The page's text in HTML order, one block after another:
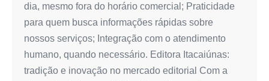
dia, mesmo fora do horário comercial; Praticidade
para quem busca informações rápidas sobre
nossos serviços; Integração com o atendimento
humano, quando necessário. Editora Itacaiúnas:
tradição e inovação no mercado editorial Com a